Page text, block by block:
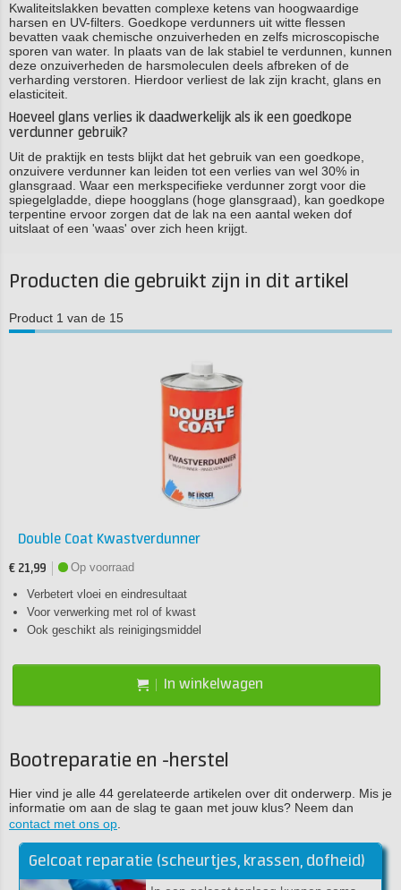
Kwaliteitslakken bevatten complexe ketens van hoogwaardige
harsen en UV-filters. Goedkope verdunners uit witte flessen
bevatten vaak chemische onzuiverheden en zelfs microscopische
sporen van water. In plaats van de lak stabiel te verdunnen, kunnen
deze onzuiverheden de harsmoleculen deels afbreken of de
verharding verstoren. Hierdoor verliest de lak zijn kracht, glans en
elasticiteit.
Hoeveel glans verlies ik daadwerkelijk als ik een goedkope
verdunner gebruik?
Uit de praktijk en tests blijkt dat het gebruik van een goedkope,
onzuivere verdunner kan leiden tot een verlies van wel 30% in
glansgraad. Waar een merkspecifieke verdunner zorgt voor die
spiegelgladde, diepe hoogglans (hoge glansgraad), kan goedkope
terpentine ervoor zorgen dat de lak na een aantal weken dof
uitslaat of een 'waas' over zich heen krijgt.
Producten die gebruikt zijn in dit artikel
Product 1 van de 15
Double Coat Kwastverdunner
€ 21,99
Op voorraad
Verbetert vloei en eindresultaat
Voor verwerking met rol of kwast
Ook geschikt als reinigingsmiddel
In winkelwagen
Bootreparatie en -herstel
Hier vind je alle 44 gerelateerde artikelen over dit onderwerp. Mis je
informatie om aan de slag te gaan met jouw klus? Neem dan
contact met ons op
Gelcoat reparatie (scheurtjes, krassen, dofheid)